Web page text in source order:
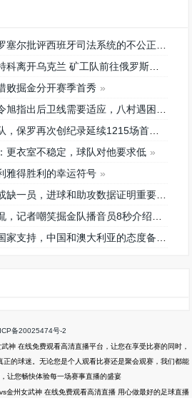
尔批评西班牙司法系统的不公正待遇
克兰 矿工队前往俄罗斯，未来发展如何？
败掘金分开赛季首秀
指出后卫线需要适应，八村遇困难
保罗再次创纪录延续1215场首发之路
更衣室不稳定，球队对他要求低
雅得胜利的幸运符号
一员，进球和助攻数据证明重要性
嘲笑掘金队播音员8秒介绍首发阵容速度
持，中国和澳大利亚的态度备受关注
备20025474号-2
神 在线免费观看高清直播平台，让您在享受比赛的同时，
的球迷。无论您是个人观看比赛还是聚会观赛，我们都能
让您畅快体验每一场赛事直播的盛宴
州女武神 在线免费观看高清直播 用心做最好的足球直播